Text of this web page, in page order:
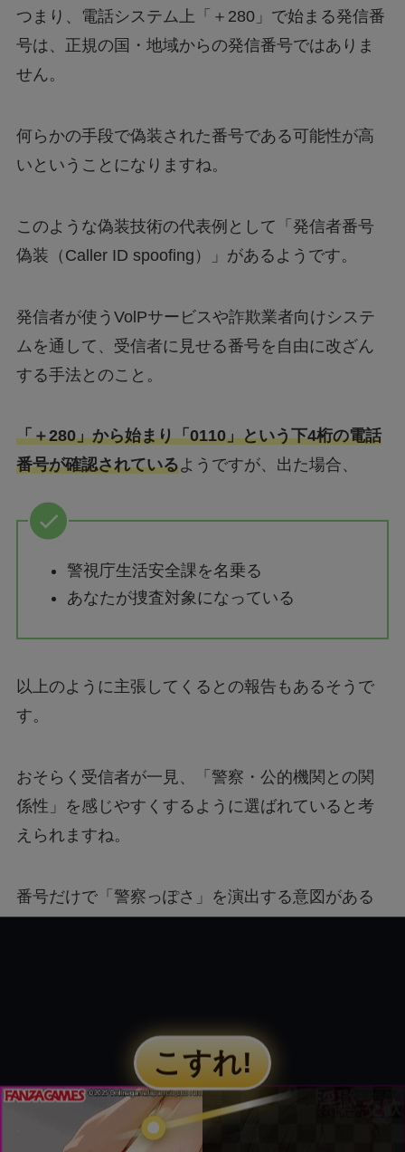
つまり、電話システム上「＋280」で始まる発信番
号は、正規の国・地域からの発信番号ではありま
せん。
何らかの手段で偽装された番号である可能性が高
いということになりますね。
このような偽装技術の代表例として「発信者番号
偽装（Caller ID spoofing）」があるようです。
発信者が使うVolPサービスや詐欺業者向けシステ
ムを通して、受信者に見せる番号を自由に改ざん
する手法とのこと。
「＋280」から始まり「0110」という下4桁の電話
番号が確認されているようですが、出た場合、
警視庁生活安全課を名乗る
あなたが捜査対象になっている
以上のように主張してくるとの報告もあるそうで
す。
おそらく受信者が一見、「警察・公的機関との関
係性」を感じやすくするように選ばれていると考
えられますね。
番号だけで「警察っぽさ」を演出する意図がある